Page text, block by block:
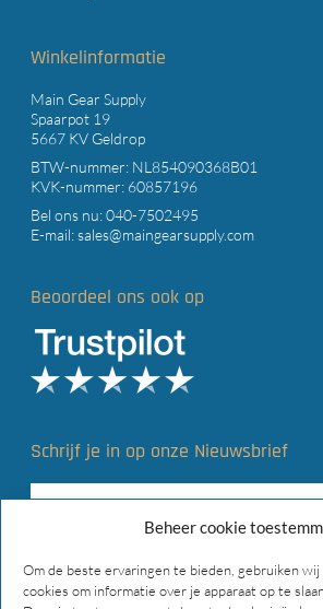
Beheer cookie
Om de beste ervaringen te bieden, gebruiken
cookies om informatie over je apparaat op te
Winkelinformatie
Main Gear Supply
Spaarpot 19
5667 KV Geldrop
BTW-nummer: NL854090368B01
KVK-nummer: 60857196
Bel ons nu:040-7502495
E-mail:sales@maingearsupply.com
Beoordeel ons ook op
Schrijf je in op onze Nieuwsbrief